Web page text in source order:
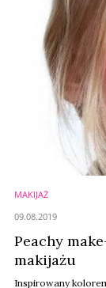
MAKIJAŻ
Peachy
makijażu
Inspirowany
09.08.2019